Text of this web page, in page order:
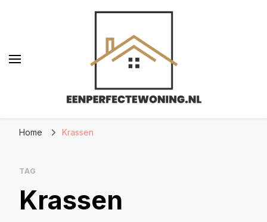
Home Krassen
TAG
Krassen